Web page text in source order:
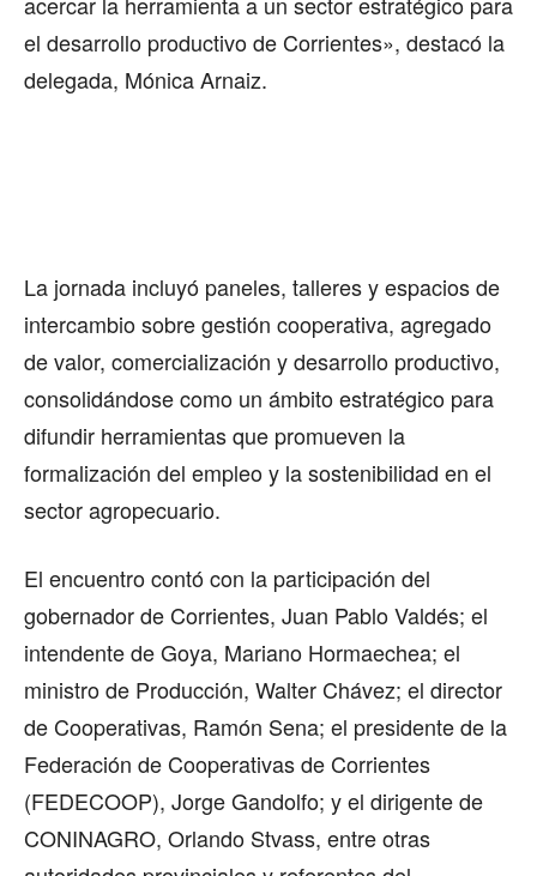
el desarrollo productivo de Corrientes», destacó la
delegada, Mónica Arnaiz.
La jornada incluyó paneles, talleres y espacios de
intercambio sobre gestión cooperativa, agregado
de valor, comercialización y desarrollo productivo,
consolidándose como un ámbito estratégico para
difundir herramientas que promueven la
formalización del empleo y la sostenibilidad en el
sector agropecuario.
El encuentro contó con la participación del
gobernador de Corrientes, Juan Pablo Valdés; el
intendente de Goya, Mariano Hormaechea; el
ministro de Producción, Walter Chávez; el director
de Cooperativas, Ramón Sena; el presidente de la
Federación de Cooperativas de Corrientes
(FEDECOOP), Jorge Gandolfo; y el dirigente de
CONINAGRO, Orlando Stvass, entre otras